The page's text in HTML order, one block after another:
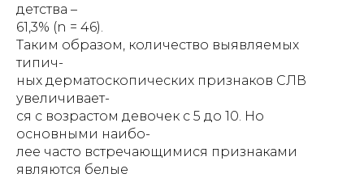
детства –
61,3% (n = 46).
Таким образом, количество выявляемых
типич-
ных дерматоскопических признаков СЛВ
увеличивает-
ся с возрастом девочек с 5 до 10. Но
основными наибо-
лее часто встречающимися признаками
являются белые